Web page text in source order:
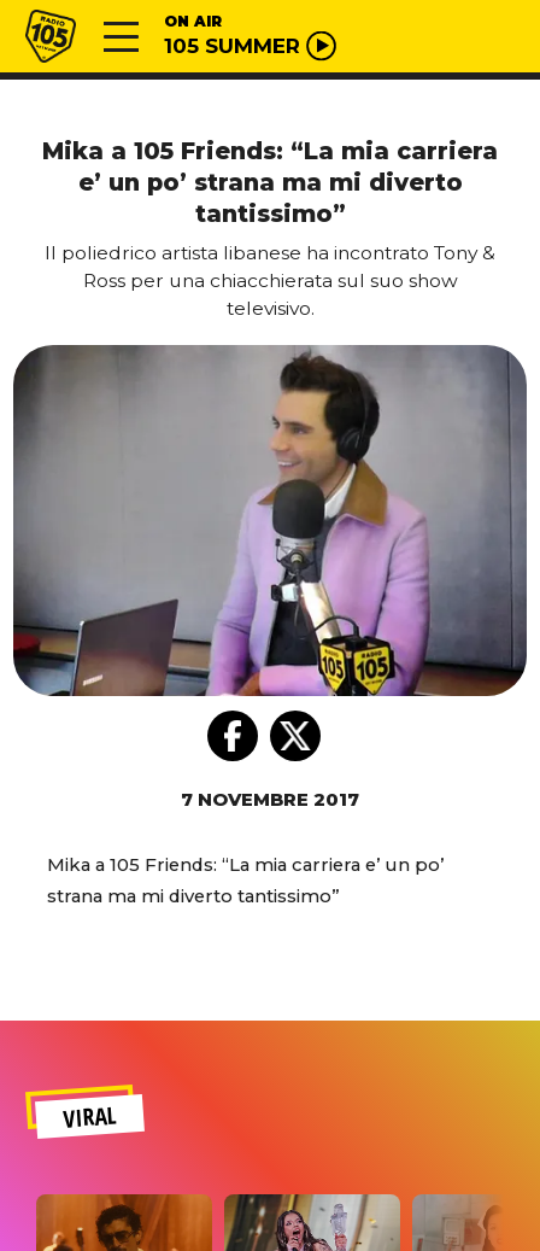
Vai al contenuto
Radio 105 ON AIR
105 SUMMER
Mika a 105 Friends: “La mia carriera
e’ un po’ strana ma mi diverto
tantissimo”
Il poliedrico artista libanese ha incontrato Tony &
Ross per una chiacchierata sul suo show
televisivo.
7 NOVEMBRE 2017
Mika a 105 Friends: “La mia carriera e’ un po’
strana ma mi diverto tantissimo”
VIRAL